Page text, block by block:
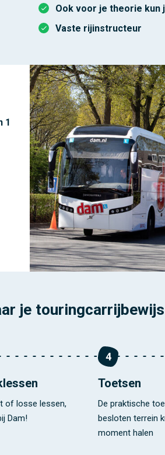
Ook voor je theorie kun
Vaste rijinstructeur
1
je touringcarrijbewijs
of losse lessen,
Dam!
4
Toetsen
De praktische
besloten terrein
moment halen